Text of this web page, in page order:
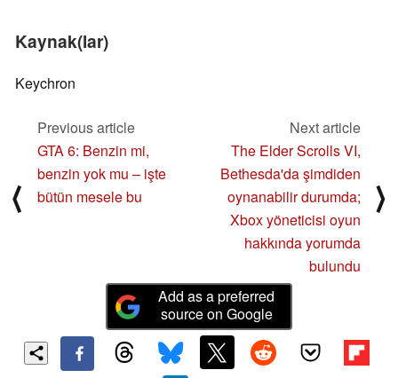
Kaynak(lar)
Keychron
⟨
Previous article
GTA 6: Benzin mi,
benzin yok mu – işte
bütün mesele bu
Next article
The Elder Scrolls VI,
Bethesda'da şimdiden
oynanabilir durumda;
Xbox yöneticisi oyun
hakkında yorumda
bulundu
⟩
Add as a preferred
source on Google